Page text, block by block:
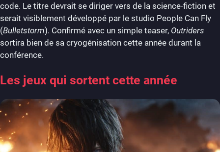
code. Le titre devrait se diriger vers de la science-fiction et
serait visiblement développé par le studio People Can Fly
(Bulletstorm). Confirmé avec un simple teaser, Outriders
sortira bien de sa cryogénisation cette année durant la
conférence.
Les jeux qui sortent cette année